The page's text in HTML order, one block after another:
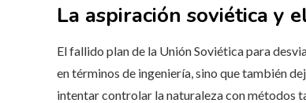
La aspiración soviética y
El fallido plan de la Unión Soviética para
en términos de ingeniería, sino que también
intentar controlar la naturaleza con métodos